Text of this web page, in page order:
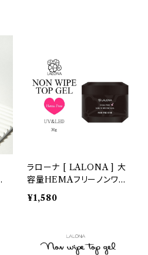
ラローナ [ LALONA ] 大
容量HEMAフリーノンワイ
プトップジェル ( 30g ) ジェ
ルネイル/ジェルアレルギー/
¥1,580